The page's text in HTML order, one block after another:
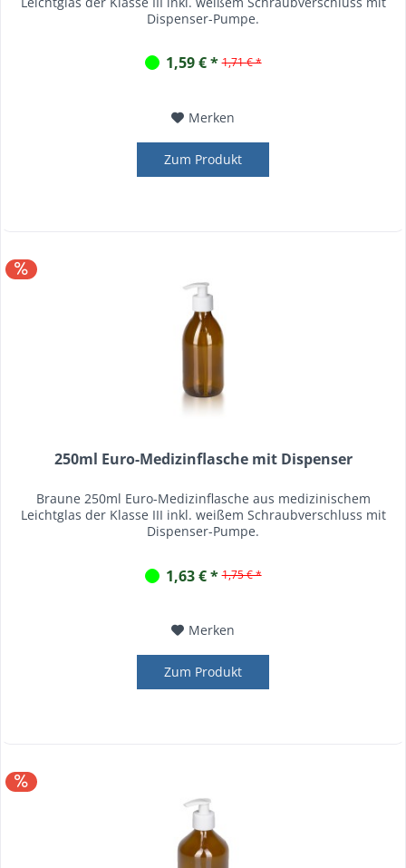
Dispenser-Pumpe.
1,59 € * 1,71 € *
Merken
Zum Produkt
250ml Euro-Medizinflasche mit Dispenser
Braune 250ml Euro-Medizinflasche aus medizinischem
Leichtglas der Klasse III inkl. weißem Schraubverschluss mit
Dispenser-Pumpe.
1,63 € * 1,75 € *
Merken
Zum Produkt